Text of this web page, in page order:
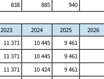
838 885
940
2023 2024 2025
2026
11 371 10 445
9 461
11 371 10 445
9 461
11 371 10 424
9 461